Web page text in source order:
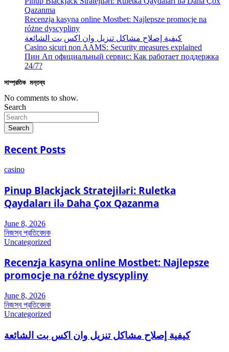
Qazanma
Recenzja kasyna online Mostbet: Najlepsze promocje na
różne dyscypliny
كيفية إصلاح مشاكل تنزيل وان اكس بت الشائعة
Casino sicuri non AAMS: Security measures explained
Пин Ап официальный сервис: Как работает поддержка
24/7?
সাম্প্রতিক মন্তব্য
No comments to show.
Search
Search
Recent Posts
casino
Pinup Blackjack Stratejiləri: Ruletka
Qaydaları ilə Daha Çox Qazanma
June 8, 2026
নিজস্ব প্রতিবেদক
Uncategorized
Recenzja kasyna online Mostbet: Najlepsze
promocje na różne dyscypliny
June 8, 2026
নিজস্ব প্রতিবেদক
Uncategorized
كيفية إصلاح مشاكل تنزيل وان اكس بت الشائعة